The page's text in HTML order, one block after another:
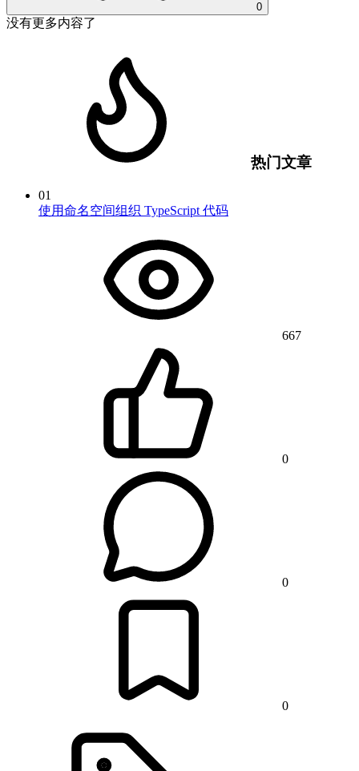
0
没有更多内容了
热门文章
01
使用命名空间组织 TypeScript 代码
667
0
0
0